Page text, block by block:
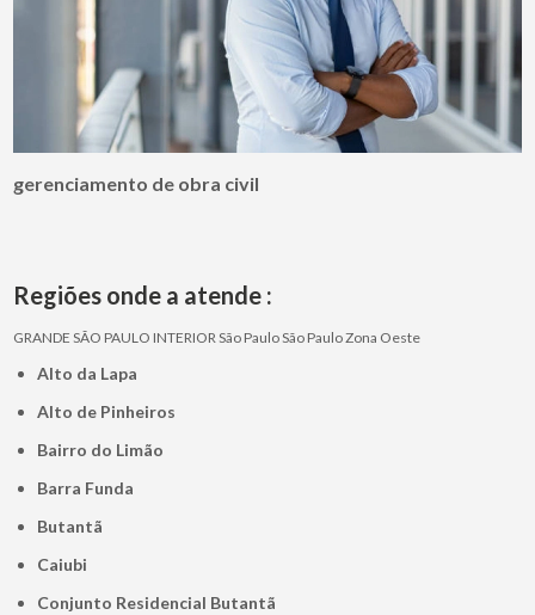
gerenciamento de obra civil
Regiões onde a atende :
GRANDE SÃO PAULO INTERIORSão PauloSão PauloZona Oeste
Alto da Lapa
Alto de Pinheiros
Bairro do Limão
Barra Funda
Butantã
Caiubi
Conjunto Residencial Butantã